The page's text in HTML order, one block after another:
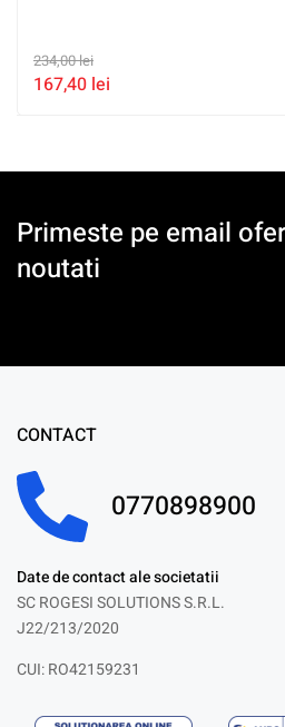
234,00lei
167,40 lei
Primeste pe email
noutati
CONTACT
0770898900
Date de contact ale societatii
SC ROGESI SOLUTIONS S.R.L.
J22/213/2020
CUI: RO42159231